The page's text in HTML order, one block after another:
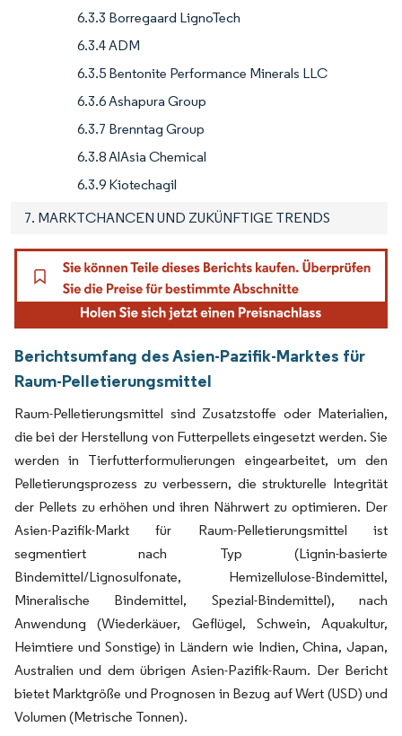
6.3.3 Borregaard LignoTech
6.3.4 ADM
6.3.5 Bentonite Performance Minerals LLC
6.3.6 Ashapura Group
6.3.7 Brenntag Group
6.3.8 AlAsia Chemical
6.3.9 Kiotechagil
7. MARKTCHANCEN UND ZUKÜNFTIGE TRENDS
Berichtsumfang des Asien-Pazifik-Marktes für
Raum-Pelletierungsmittel
Raum-Pelletierungsmittel sind Zusatzstoffe oder Materialien,
die bei der Herstellung von Futterpellets eingesetzt werden. Sie
werden in Tierfutterformulierungen eingearbeitet, um den
Pelletierungsprozess zu verbessern, die strukturelle Integrität
der Pellets zu erhöhen und ihren Nährwert zu optimieren. Der
Asien-Pazifik-Markt für Raum-Pelletierungsmittel ist
segmentiert nach Typ (Lignin-basierte
Bindemittel/Lignosulfonate, Hemizellulose-Bindemittel,
Mineralische Bindemittel, Spezial-Bindemittel), nach
Anwendung (Wiederkäuer, Geflügel, Schwein, Aquakultur,
Heimtiere und Sonstige) in Ländern wie Indien, China, Japan,
Australien und dem übrigen Asien-Pazifik-Raum. Der Bericht
bietet Marktgröße und Prognosen in Bezug auf Wert (USD) und
Volumen (Metrische Tonnen).